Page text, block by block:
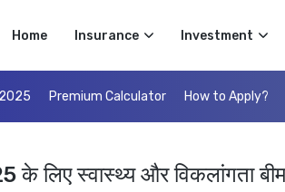
Home Insurance Investment
Premium Calculator How to Apply?
के लिए स्वास्थ्य और विकलांगता